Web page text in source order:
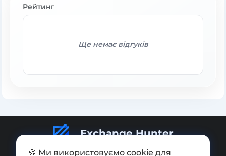
Рейтинг
Ще немає відгуків
Exchange Hunter
🍪 Ми використовуємо cookie для